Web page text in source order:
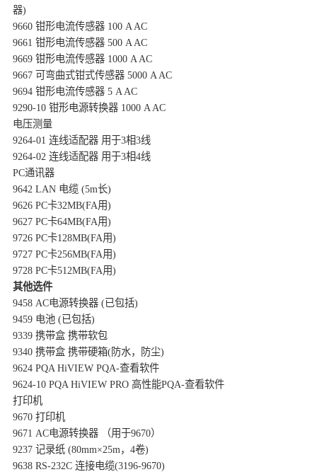
器)
9660 钳形电流传感器 100 A AC
9661 钳形电流传感器 500 A AC
9669 钳形电流传感器 1000 A AC
9667 可弯曲式钳式传感器 5000 A AC
9694 钳形电流传感器 5 A AC
9290-10 钳形电源转换器 1000 A AC
电压测量
9264-01 连线适配器 用于3相3线
9264-02 连线适配器 用于3相4线
PC通讯器
9642 LAN 电缆 (5m长)
9626 PC卡32MB(FA用)
9627 PC卡64MB(FA用)
9726 PC卡128MB(FA用)
9727 PC卡256MB(FA用)
9728 PC卡512MB(FA用)
其他选件
9458 AC电源转换器 (已包括)
9459 电池 (已包括)
9339 携带盒 携带软包
9340 携带盒 携带硬箱(防水，防尘)
9624 PQA HiVIEW PQA-查看软件
9624-10 PQA HiVIEW PRO 高性能PQA-查看软件
打印机
9670 打印机
9671 AC电源转换器 （用于9670）
9237 记录纸 (80mm×25m，4卷)
9638 RS-232C 连接电缆(3196-9670)